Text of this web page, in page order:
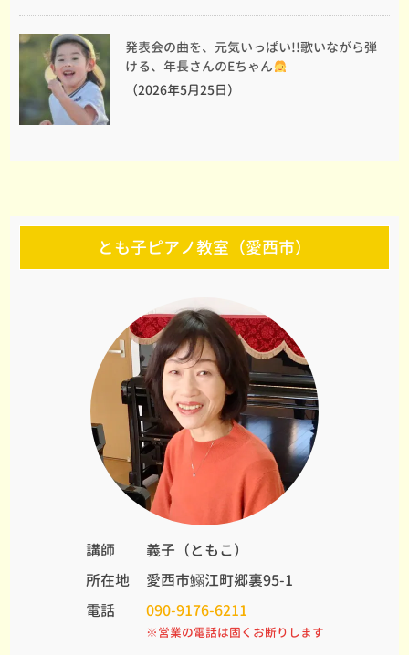
発表会の曲を、元気いっぱい!!歌いながら弾
ける、年長さんのEちゃん
（2026年5月25日）
とも子ピアノ教室（愛西市）
講師
義子（ともこ）
所在地
愛西市鰯江町郷裏95-1
電話
090-9176-6211
※営業の電話は固くお断りします